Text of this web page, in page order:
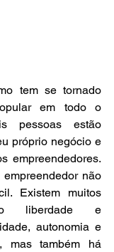
tem se tornado
em todo o
pessoas estão
próprio negócio e
empreendedores.
não
Existem muitos
liberdade e
autonomia e
mas também há